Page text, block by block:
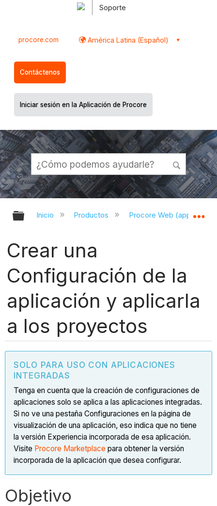
Soporte
procore.com América Latina (Español)
Contáctenos
Iniciar sesión en la Aplicación de Procore
Expandir/contraer jerarquía global
Inicio Productos Procore Web
Crear una
Configuración de la
aplicación y aplicarla
a los proyectos
SOLO PARA USO CON APLICACIONES
INTEGRADAS
Tenga en cuenta que la creación de configuraciones de
aplicaciones solo se aplica a las aplicaciones integradas.
Si no ve una pestaña Configuraciones en la página de
visualización de una aplicación, eso indica que no tiene
la versión Experiencia incorporada de esa aplicación.
Visite Procore Marketplace para obtener la versión
incorporada de la aplicación que desea configurar.
Objetivo